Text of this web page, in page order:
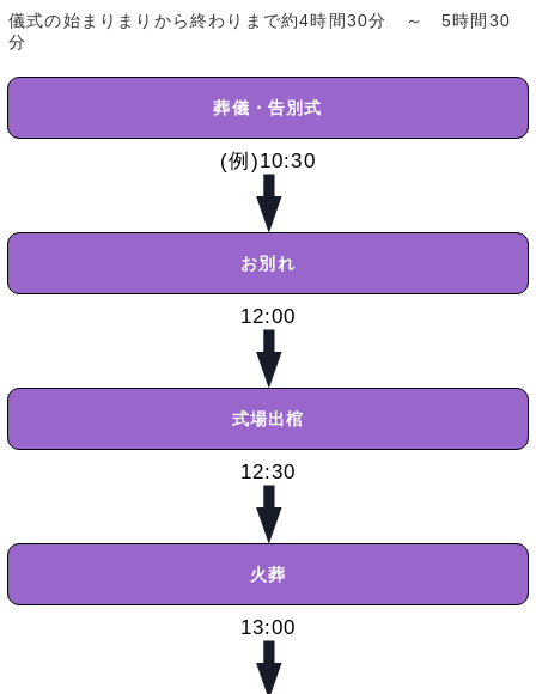
儀式の始まりまりから終わりまで約4時間30分 ～ 5時間30
分
葬儀・告別式
(例)10:30
お別れ
12:00
式場出棺
12:30
火葬
13:00